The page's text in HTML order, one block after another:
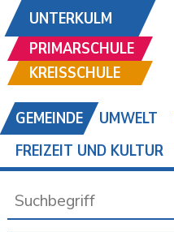
UNTERKULM
PRIMARSCHULE
KREISSCHULE
GEMEINDE UMWELT
FREIZEIT UND KULTUR